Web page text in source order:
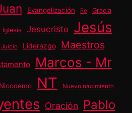
Evangelización Fe Gracia
Iglesia Jesucristo Jesús
Juicio Liderazgo Maestros
Marcos - Mr
Nicodemo NT Nuevo nacimiento
Oración Pablo